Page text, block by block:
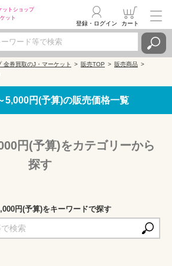
ットショップ
ット
登録・ログイン カート
金券買取のJ・マーケット 販売TOP
販売商品
5,000円(予算)の販売価格一覧
円(予算)をカテゴリーから
探す
円(予算)をキーワードで探す